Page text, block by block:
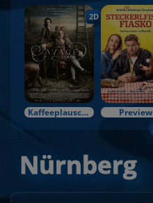
2D
Kaffeeplausch & Kinozauber Preview
Nürnberg